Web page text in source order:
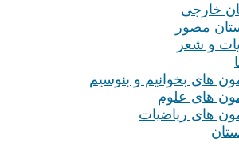
خارجی
مصور
و شعر
های بخوانیم و بنوسیم
های علوم
های ریاضیات